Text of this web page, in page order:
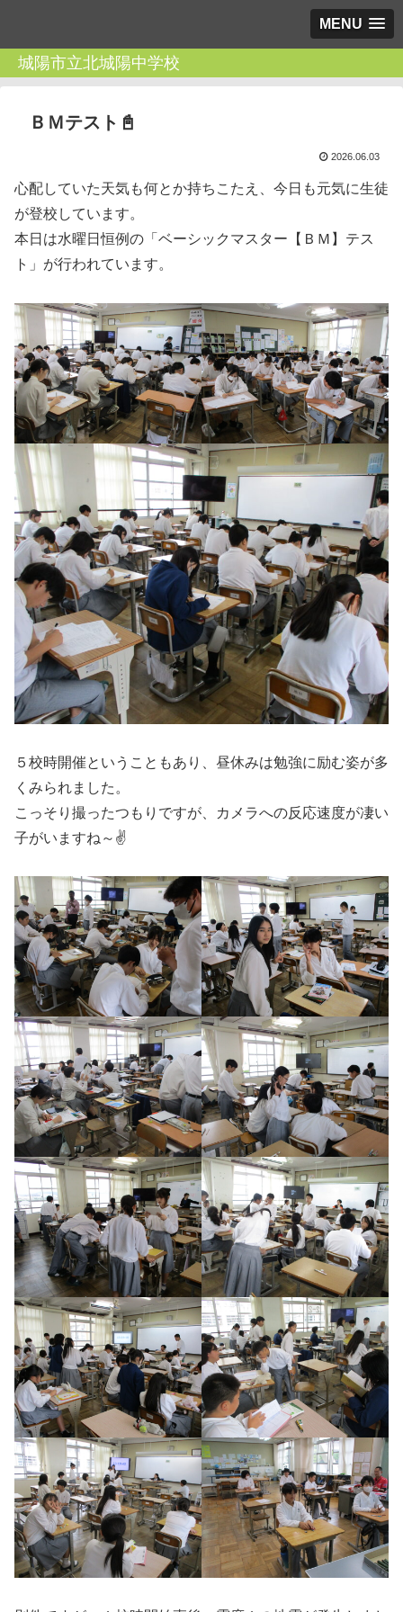
MENU
城陽市立北城陽中学校
ＢＭテスト📓
2026.06.03
心配していた天気も何とか持ちこたえ、今日も元気に生徒
が登校しています。
本日は水曜日恒例の「ベーシックマスター【ＢＭ】テス
ト」が行われています。
５校時開催ということもあり、昼休みは勉強に励む姿が多
くみられました。
こっそり撮ったつもりですが、カメラへの反応速度が凄い
子がいますね～✌